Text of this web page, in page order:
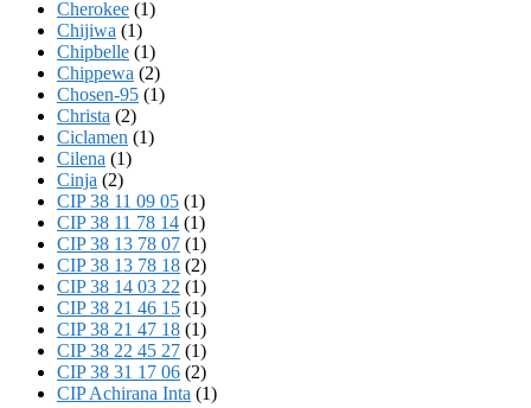
Cherokee (1)
Chijiwa (1)
Chipbelle (1)
Chippewa (2)
Chosen-95 (1)
Christa (2)
Ciclamen (1)
Cilena (1)
Cinja (2)
CIP 38 11 09 05 (1)
CIP 38 11 78 14 (1)
CIP 38 13 78 07 (1)
CIP 38 13 78 18 (2)
CIP 38 14 03 22 (1)
CIP 38 21 46 15 (1)
CIP 38 21 47 18 (1)
CIP 38 22 45 27 (1)
CIP 38 31 17 06 (2)
CIP Achirana Inta (1)